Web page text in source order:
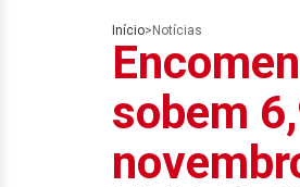
Início> Notícias
sobem